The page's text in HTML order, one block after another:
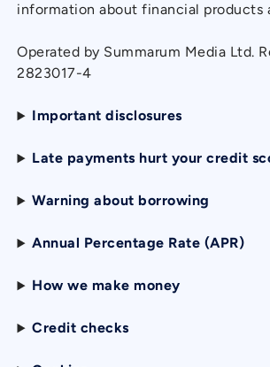
information about financial products
Operated by Summarum Media Ltd.
2823017-4
Important disclosures
Late payments hurt your credit
Warning about borrowing
Annual Percentage Rate (APR)
How we make money
Credit checks